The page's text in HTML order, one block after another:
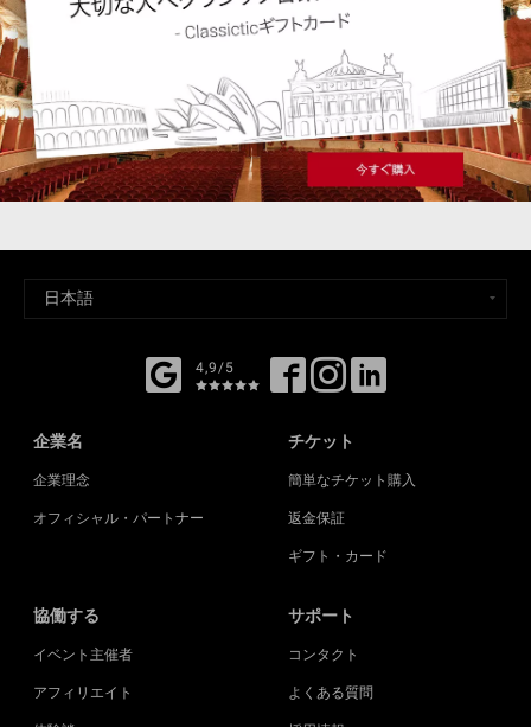
4,9/5
企業名
企業理念
オフィシャル・パートナー
チケット
簡単なチケット購入
返金保証
ギフト・カード
協働する
イベント主催者
アフィリエイト
サポート
コンタクト
よくある質問